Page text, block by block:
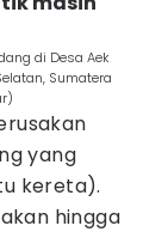
di Desa Aek
Sumatera
yang
kereta).
hingga